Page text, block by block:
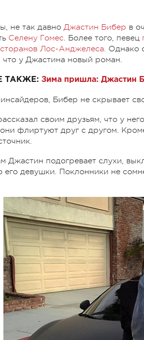
не так давно Джастин Бибер в
Селену Гомес. Более того, певец
Лос-Анджелеса. Однако
что у Джастина новый роман.
ТАКЖЕ: Зима пришла: Джастин
Бибер не скрывает
своим друзьям, что у
флиртуют друг с другом.
Джастин подогревает слухи,
его девушки. Поклонники не